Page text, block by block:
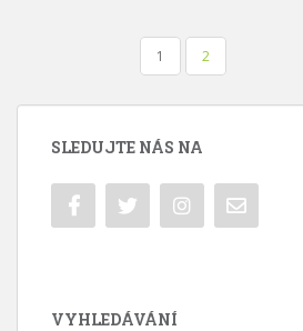
NAVIGACE
PŘÍSPĚVKY
1 2
SLEDUJTE NÁS NA
VYHLEDÁVÁNÍ